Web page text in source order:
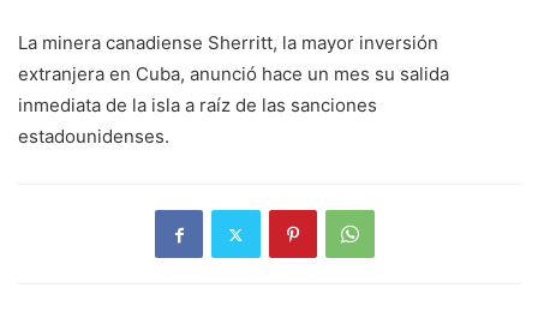
La minera canadiense Sherritt, la mayor inversión
extranjera en Cuba, anunció hace un mes su salida
inmediata de la isla a raíz de las sanciones
estadounidenses.